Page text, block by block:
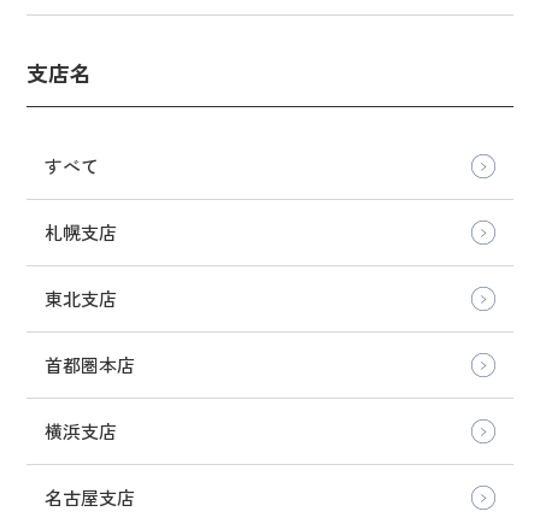
支店名
すべて
札幌支店
東北支店
首都圏本店
横浜支店
名古屋支店